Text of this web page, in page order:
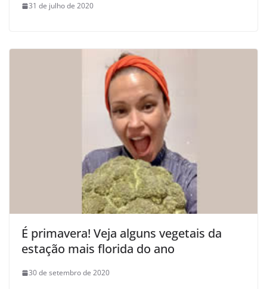
31 de julho de 2020
É primavera! Veja alguns vegetais da
estação mais florida do ano
30 de setembro de 2020